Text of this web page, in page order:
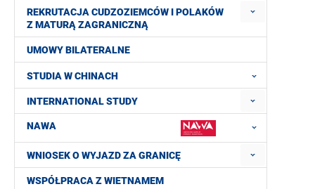
REKRUTACJA CUDZOZIEMCÓW I POLAKÓW
Z MATURĄ ZAGRANICZNĄ
UMOWY BILATERALNE
STUDIA W CHINACH
INTERNATIONAL STUDY
NAWA
WNIOSEK O WYJAZD ZA GRANICĘ
WSPÓŁPRACA Z WIETNAMEM